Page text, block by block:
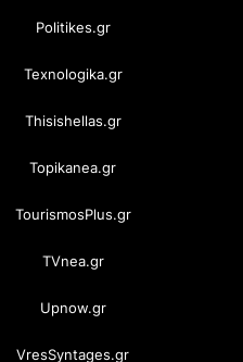
Politikes.gr
Texnologika.gr
Thisishellas.gr
Topikanea.gr
TourismosPlus.gr
TVnea.gr
Upnow.gr
VresSyntages.gr